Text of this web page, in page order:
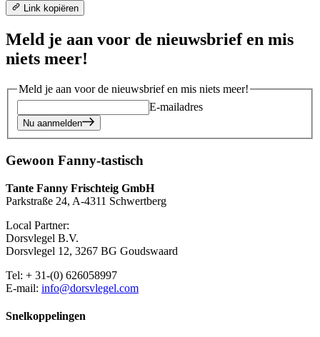
Link kopiëren
Meld je aan voor de nieuwsbrief en mis
niets meer!
Meld je aan voor de nieuwsbrief en mis niets meer!
E-mailadres
Nu aanmelden
Gewoon Fanny-tastisch
Tante Fanny Frischteig GmbH
Parkstraße 24, A-4311 Schwertberg
Local Partner:
Dorsvlegel B.V.
Dorsvlegel 12, 3267 BG Goudswaard
Tel: + 31-(0) 626058997
E-mail: info@dorsvlegel.com
Snelkoppelingen